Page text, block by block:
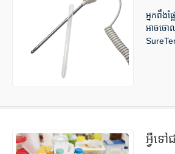
អ្នកពឹង
អាចចោល
អ្វី​ទ